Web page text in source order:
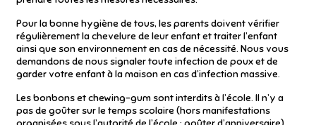
Pour la bonne hygiène de tous, les parents doivent vérifier
régulièrement la chevelure de leur enfant et traiter l’enfant
ainsi que son environnement en cas de nécessité. Nous vous
demandons de nous signaler toute infection de poux et de
garder votre enfant à la maison en cas d’infection massive.
Les bonbons et chewing-gum sont interdits à l’école. Il n’y a
pas de goûter sur le temps scolaire (hors manifestations